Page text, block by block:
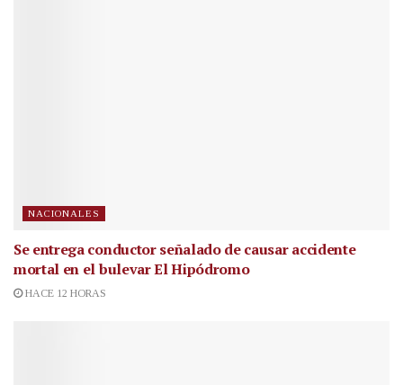
NACIONALES
Se entrega conductor señalado de causar accidente
mortal en el bulevar El Hipódromo
HACE 12 HORAS